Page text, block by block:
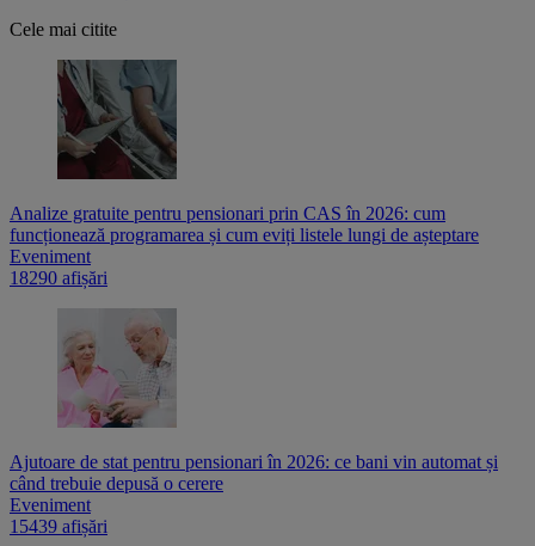
Cele mai citite
Analize gratuite pentru pensionari prin CAS în 2026: cum
funcționează programarea și cum eviți listele lungi de așteptare
Eveniment
18290 afișări
Ajutoare de stat pentru pensionari în 2026: ce bani vin automat și
când trebuie depusă o cerere
Eveniment
15439 afișări